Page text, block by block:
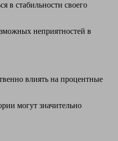
в стабильности своего
неприятностей в
влиять на процентные
могут значительно